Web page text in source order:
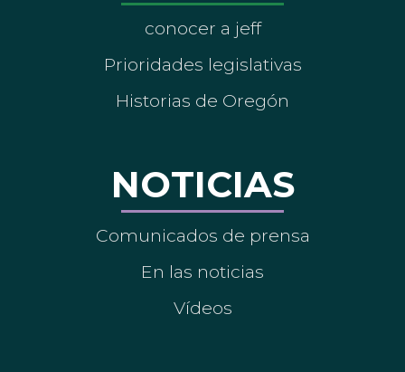
conocer a jeff
Prioridades legislativas
Historias de Oregón
NOTICIAS
Comunicados de prensa
En las noticias
Vídeos